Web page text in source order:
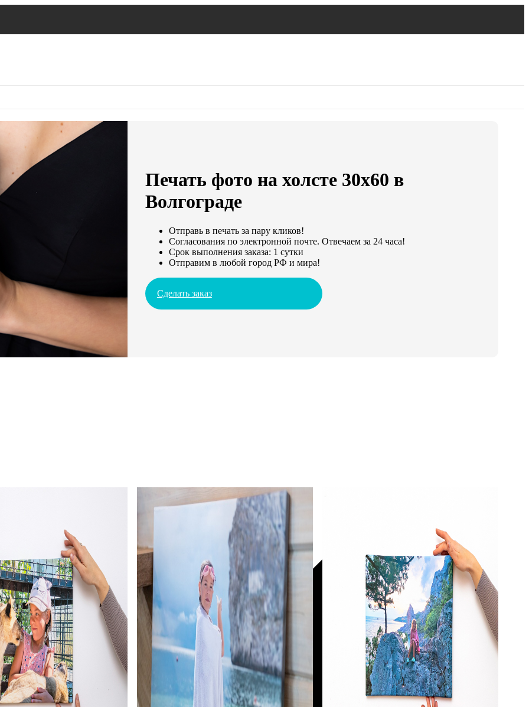
Печать фото на холсте 30х60 в
Волгограде
Отправь в печать за пару кликов!
Согласования по электронной почте. Отвечаем за 24 часа!
Срок выполнения заказа: 1 сутки
Отправим в любой город РФ и мира!
Сделать заказ